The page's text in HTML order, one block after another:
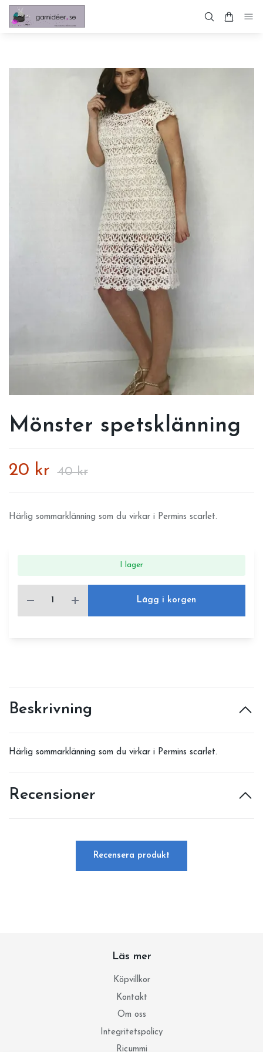
Mönster spetsklänning
20 kr 40 kr
Härlig sommarklänning som du virkar i Permins scarlet.
I lager
Lägg i korgen
Beskrivning
Härlig sommarklänning som du virkar i Permins scarlet.
Recensioner
Recensera produkt
Läs mer
Köpvillkor
Kontakt
Om oss
Integritetspolicy
Ricummi